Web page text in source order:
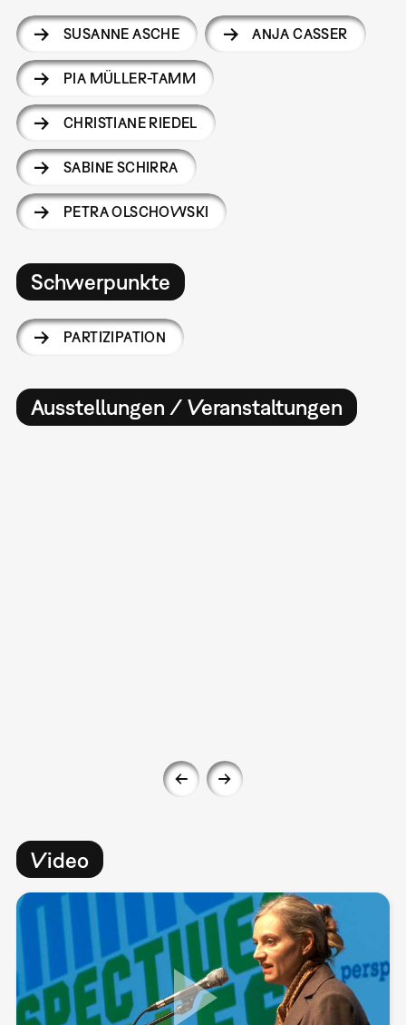
SUSANNE ASCHE ANJA CASSER
PIA MÜLLER-TAMM
CHRISTIANE RIEDEL
SABINE SCHIRRA
PETRA OLSCHOWSKI
Schwerpunkte
PARTIZIPATION
Ausstellungen / Veranstaltungen
Video